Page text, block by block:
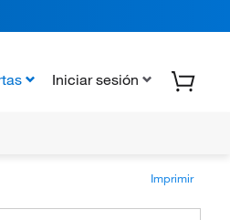
Iniciar sesión
Imprimir